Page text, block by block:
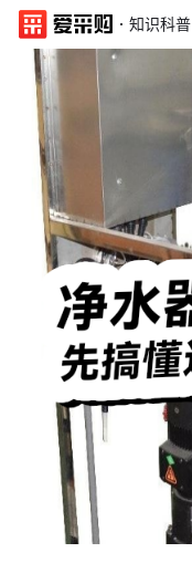
· 知识科普